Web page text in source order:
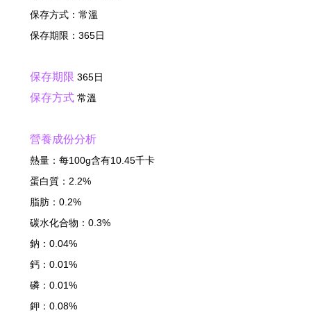
保存方式：常溫
保存期限：365日
保存期限 365日
保存方式 常溫
營養成份分析
熱量：每100g含有10.45千卡
蛋白質：2.2%
脂肪：0.2%
碳水化合物：0.3%
鈉：0.04%
鈣：0.01%
磷：0.01%
鉀：0.08%